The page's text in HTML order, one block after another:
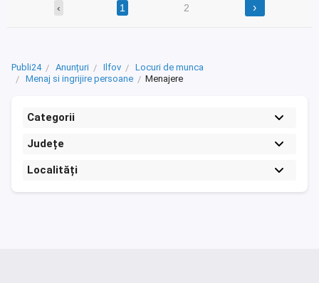
‹ 1 2 ›
Publi24 Anunțuri Ilfov
Locuri de munca
Menaj si ingrijire persoane
Menajere
Categorii
Județe
Localități